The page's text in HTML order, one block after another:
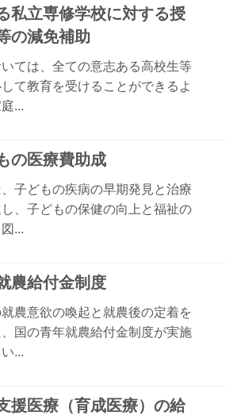
私立専修学校に対する授
の減免補助
いては、全ての意志ある高校生等
て教育を受けることができるよ
...
の医療費助成
子どもの疾病の早期発見と治療
し、子どもの保健の向上と福祉の
...
農給付金制度
農意欲の喚起と就農後の定着を
、国の青年就農給付金制度が実施
...
援医療（育成医療）の給